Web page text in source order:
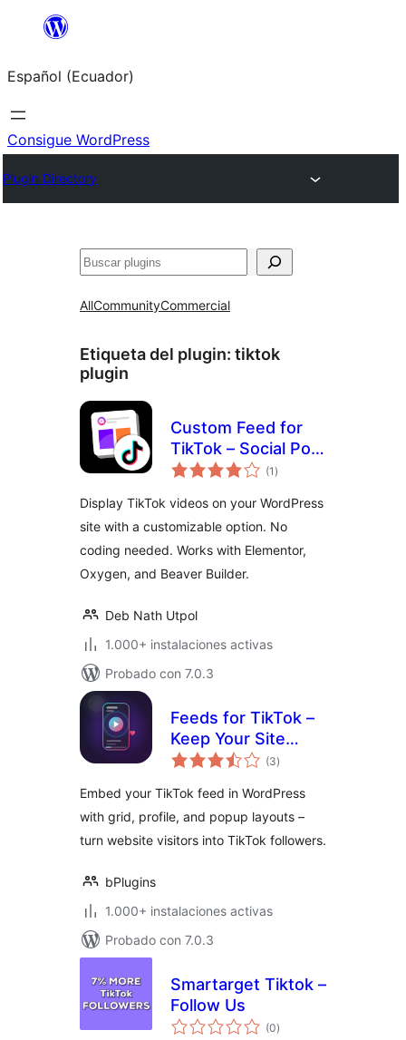
Saltar
contenido
Español (Ecuador)
Consigue WordPress
Plugin Directory
Buscar
AllCommunityCommercial
Etiqueta del plugin: tiktok
plugin
Custom Feed for
TikTok – Social Post
Feed Plugin for
(1 total
de
)
Display TikTok videos on your WordPress
site with a customizable option. No
coding needed. Works with Elementor,
Oxygen, and Beaver Builder.
Deb Nath Utpol
1.000+ instalaciones activas
Probado con 7.0.3
Feeds for TikTok –
Keep Your Site
Fresh with Your
(3total
de
)
Embed your TikTok feed in WordPress
with grid, profile, and popup layouts –
turn website visitors into TikTok followers.
bPlugins
1.000+ instalaciones activas
Probado con 7.0.3
Smartarget Tiktok –
Follow Us
(0total
de
)